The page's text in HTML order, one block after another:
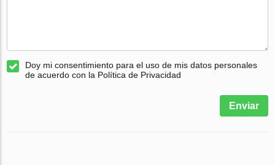
Doy mi consentimiento para el uso de mis datos personales
de acuerdo con la Política de Privacidad
Enviar